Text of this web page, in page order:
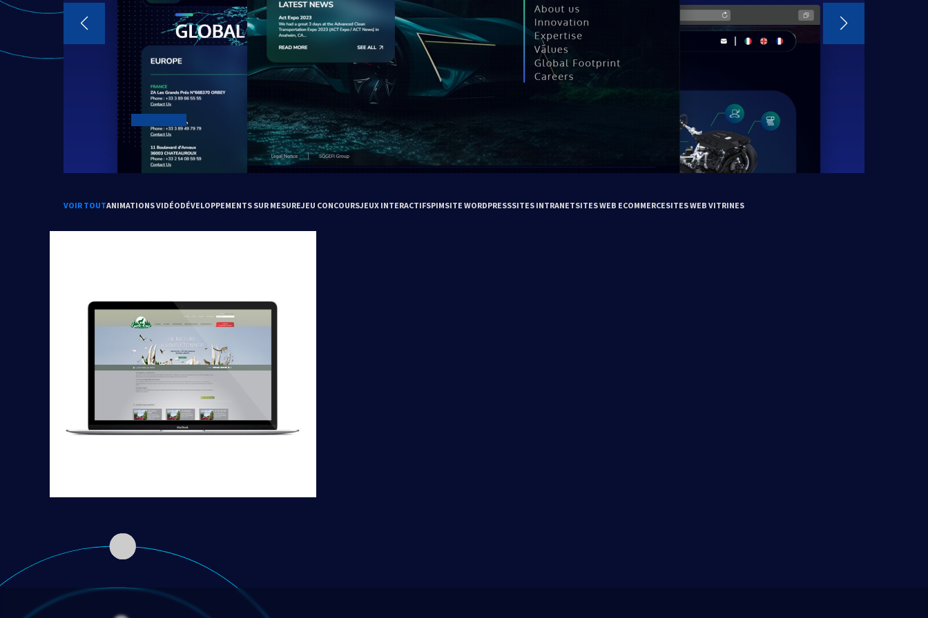
VOIR TOUTANIMATIONS VIDÉODÉVELOPPEMENTS SUR MESUREJEU CONCOURSJEUX INTERACTIFSPIMSITE WORDPRESSSITES INTRANETSITES WEB ECOMMERCESITES WEB VITRINES